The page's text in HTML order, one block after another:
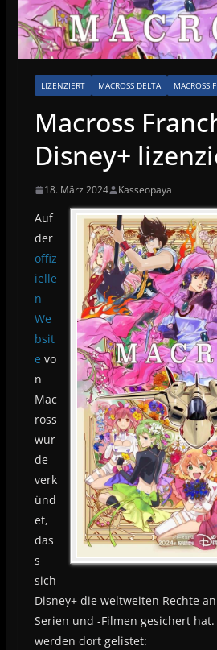
LIZENZIERT MACROSS DELTA MACROSS
Macross
Disney+
18. März 2024 Kasseopaya
Auf
der
offiz
ielle
n
We
bsit
e vo
n
Mac
ross
wur
de
verk
ünd
et,
das
s
sich
Disney+ die weltweiten Rechte
Serien und -Filmen gesichert hat.
werden dort gelistet: